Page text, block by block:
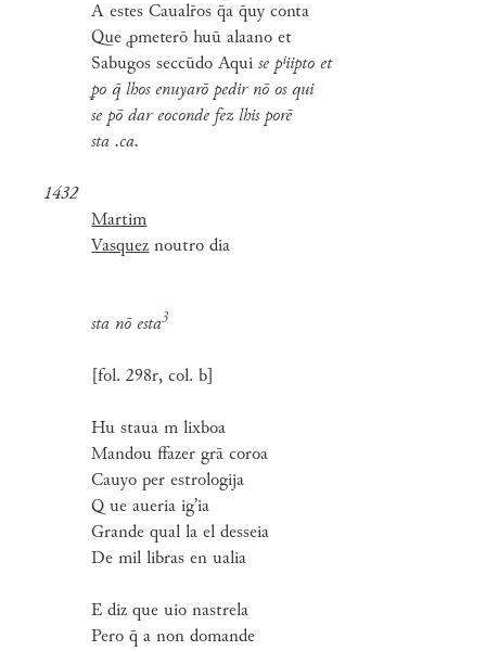
A estes Caualr̄os q̄a q̄uy conta
Que ꝓmeterō huū alaano et
Sabugos seccūdo Aquise pⁱiipto et
ꝑo q̄ lhos enuyarō pedir nō os qui
se pō dar eoconde fez lhis porē
sta .ca.
1432
Martim
Vasquez noutro dia
sta nōesta3
[fol. 298r, col. b]
Hu staua m lixboa
Mandou ffazer grā coroa
Cauyo per estrologija
Q ue aueria ig’ia
Grande qual la el desseia
De mil libras en ualia
E diz que uio nastrela
Pero q̄ a non domande